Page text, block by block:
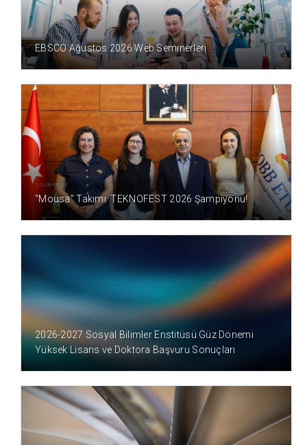
1 GÜN ÖNCE
EBSCO Ağustos 2026 Web Seminerleri
1 GÜN ÖNCE
“Mousa” Takımı TEKNOFEST 2026 Şampiyonu!
2026-2027 Sosyal Bilimler Enstitüsü Güz Dönemi
Yüksek Lisans ve Doktora Başvuru Sonuçları